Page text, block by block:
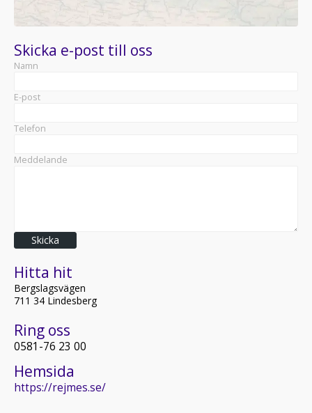
Skicka e-post till oss
Namn
E-post
Telefon
Meddelande
Skicka
Hitta hit
Bergslagsvägen
711 34 Lindesberg
Ring oss
0581-76 23 00
Hemsida
https://rejmes.se/